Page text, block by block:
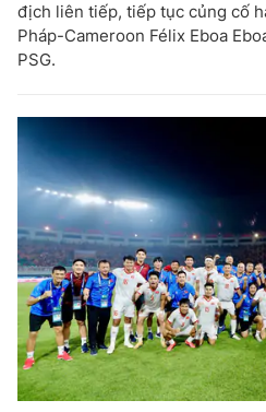
địch liên tiếp, tiếp tục củng cố
Pháp-Cameroon Félix Eboa
PSG.